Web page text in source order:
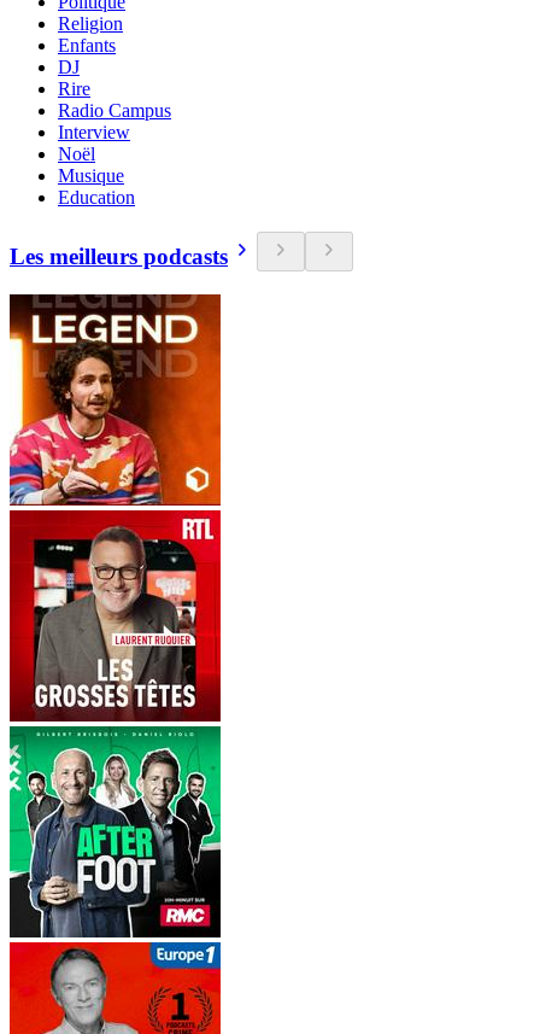
Religion
Enfants
DJ
Rire
Radio Campus
Interview
Noël
Musique
Education
Les meilleurs podcasts